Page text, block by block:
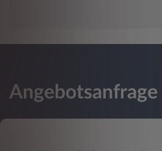
Angebotsanfrage